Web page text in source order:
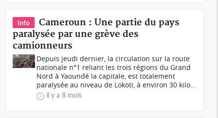
Info
Cameroun : Une partie du pays
paralysée par une grève des
camionneurs
Depuis jeudi dernier, la circulation sur la route
nationale n°1 reliant les trois régions du Grand
Nord à Yaoundé la capitale, est totalement
paralysée au niveau de Lokoti, à environ 30 kilo...
il y a 8 mois